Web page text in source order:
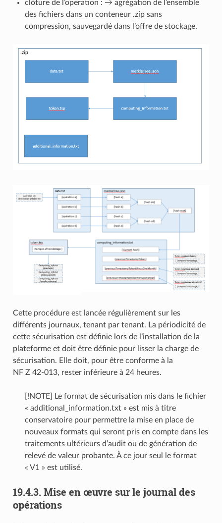
clôture de l’opération : → agrégation de l’ensemble
des fichiers dans un conteneur .zip sans
compression, sauvegardé dans l’offre de stockage.
Cette procédure est lancée régulièrement sur les
différents journaux, tenant par tenant. La périodicité de
cette sécurisation est définie lors de l’installation de la
plateforme et doit être définie pour lisser la charge de
sécurisation. Elle doit, pour être conforme à la
NF Z 42‑013, rester inférieure à 24 heures.
[!NOTE] Le format de sécurisation mis dans le fichier
« additional_information.txt » est mis à titre
conservatoire pour permettre la mise en place de
nouveaux formats qui seront pris en compte dans les
traitements ultérieurs d’audit ou de génération de
relevé de valeur probante. À ce jour seul le format
« V1 » est utilisé.
19.4.3. Mise en œuvre sur le journal des
opérations